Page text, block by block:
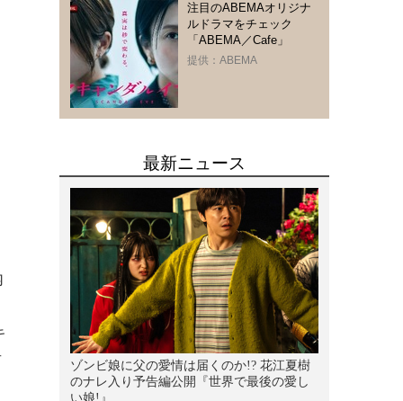
注目のABEMAオリジナ
ルドラマをチェック
「ABEMA／Cafe」
提供：ABEMA